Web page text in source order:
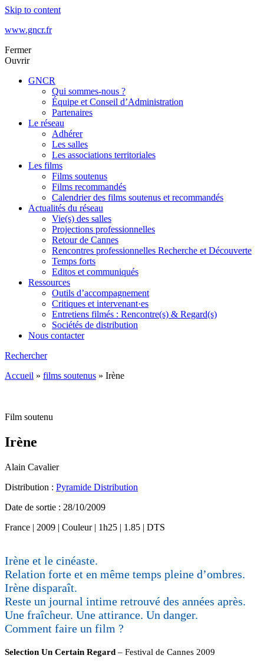
Skip to content
www.gncr.fr
Fermer
Ouvrir
GNCR
Qui sommes-nous ?
Équipe et Conseil d’Administration
Partenaires
Le réseau
Adhérer
Les salles
Les associations territoriales
Les films
Films soutenus
Films recommandés
Calendrier des films soutenus et recommandés
Actualités du réseau
Vie(s) des salles
Projections professionnelles
Retour de Cannes
Rencontres professionnelles Recherche et Découverte
Temps forts
Editos et communiqués
Ressources
Outils d’accompagnement
Critiques et intervenant·es
Entretiens filmés : Rencontre(s) & Regard(s)
Sociétés de distribution
Nous contacter
Rechercher
Accueil » films soutenus » Irène
Film soutenu
Irène
Alain Cavalier
Distribution : Pyramide Distribution
Date de sortie : 28/10/2009
France | 2009 | Couleur | 1h25 | 1.85 | DTS
Irène et le cinéaste.
Relation forte et en même temps pleine d’ombres.
Irène disparaît.
Reste un journal intime retrouvé des années après.
Une fraîcheur. Une attirance. Un danger.
Comment faire un film ?
Selection Un Certain Regard – Festival de Cannes 2009